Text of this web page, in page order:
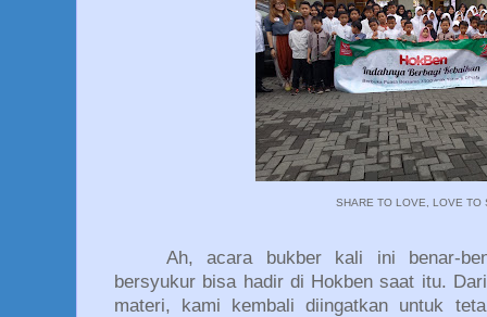
SHARE TO LOVE, LOVE TO
Ah, acara bukber kali ini benar-
bersyukur bisa hadir di Hokben saat itu.
materi, kami kembali diingatkan untuk